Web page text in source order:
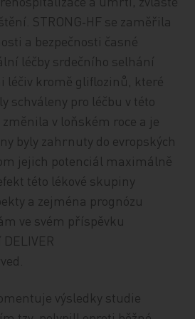
STRONG‑HF se zaměřila
a bezpečnosti časné
léčby srdečního selhání
léčiv kromě gliflozinů, které
schváleny pro léčbu v této
v loňském roce a je
byly zahrnuty do evropských
jejich potenciál maximálně
této lékové skupiny
a zejména prognózu
ve svém příspěvku
výsledky studie